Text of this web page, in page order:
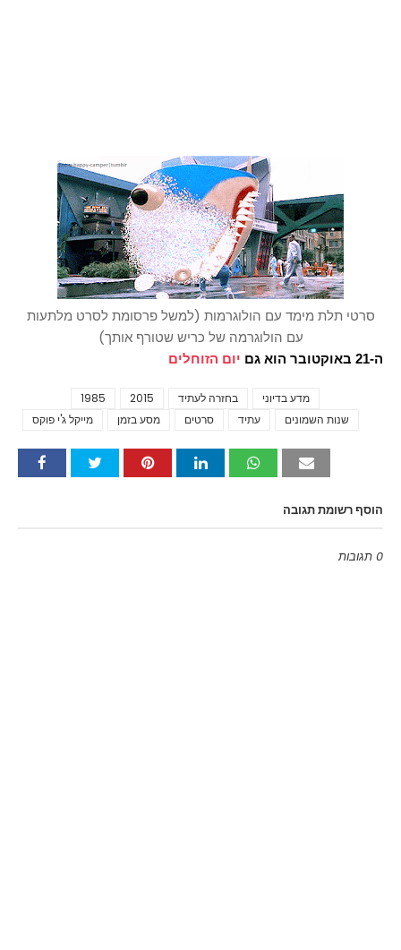
סרטי תלת מימד עם הולוגרמות (למשל פרסומת לסרט מלתעות
עם הולוגרמה של כריש שטורף אותך)
ה-21 באוקטובר הוא גם יום הזוחלים
1985 2015 בחזרה לעתיד
מדע בדיוני
מייקל ג'י פוקס
מסע בזמן סרטים עתיד שנות השמונים
הוסף רשומת תגובה
0 תגובות